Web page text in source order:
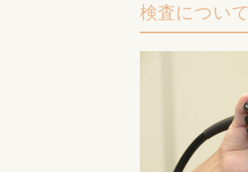
検査について